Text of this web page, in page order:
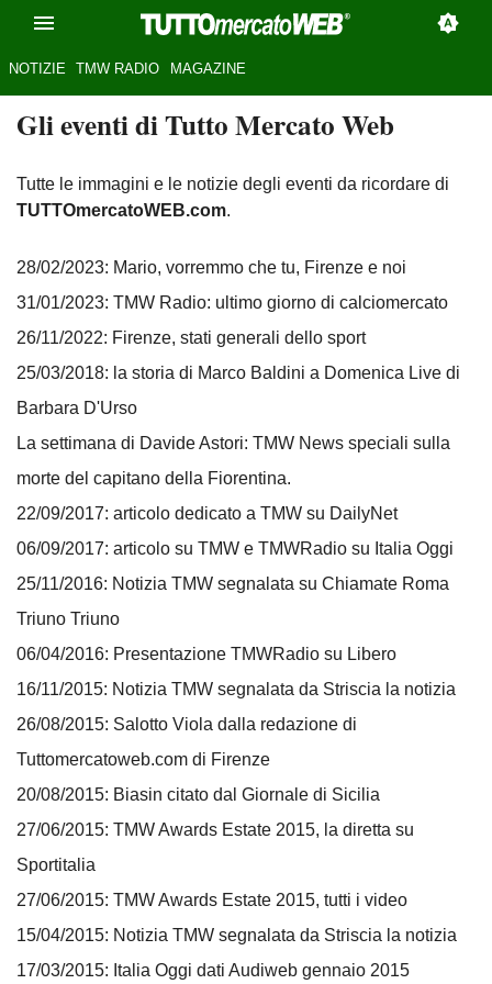
NOTIZIE TMW RADIO MAGAZINE
Gli eventi di Tutto Mercato Web
Tutte le immagini e le notizie degli eventi da ricordare di
TUTTOmercatoWEB.com.
28/02/2023: Mario, vorremmo che tu, Firenze e noi
31/01/2023: TMW Radio: ultimo giorno di calciomercato
26/11/2022: Firenze, stati generali dello sport
25/03/2018: la storia di Marco Baldini a Domenica Live di
Barbara D'Urso
La settimana di Davide Astori: TMW News speciali sulla
morte del capitano della Fiorentina.
22/09/2017: articolo dedicato a TMW su DailyNet
06/09/2017: articolo su TMW e TMWRadio su Italia Oggi
25/11/2016: Notizia TMW segnalata su Chiamate Roma
Triuno Triuno
06/04/2016: Presentazione TMWRadio su Libero
16/11/2015: Notizia TMW segnalata da Striscia la notizia
26/08/2015: Salotto Viola dalla redazione di
Tuttomercatoweb.com di Firenze
20/08/2015: Biasin citato dal Giornale di Sicilia
27/06/2015: TMW Awards Estate 2015, la diretta su
Sportitalia
27/06/2015: TMW Awards Estate 2015, tutti i video
15/04/2015: Notizia TMW segnalata da Striscia la notizia
17/03/2015: Italia Oggi dati Audiweb gennaio 2015